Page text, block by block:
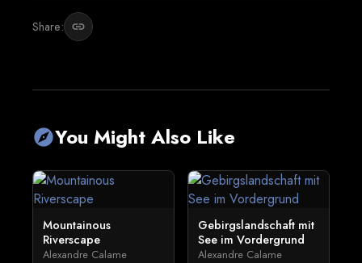
Share: link
exploreYou Might Also Like
Mountainous
Riverscape
Alexandre Calame
Gebirgslandschaft mit
See im Vordergrund
Alexandre Calame